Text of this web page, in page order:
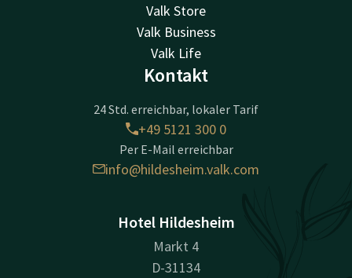
Valk Store
Valk Business
Valk Life
Kontakt
24 Std. erreichbar, lokaler Tarif
+49 5121 300 0
Per E-Mail erreichbar
info@hildesheim.valk.com
Hotel Hildesheim
Markt 4
D-31134